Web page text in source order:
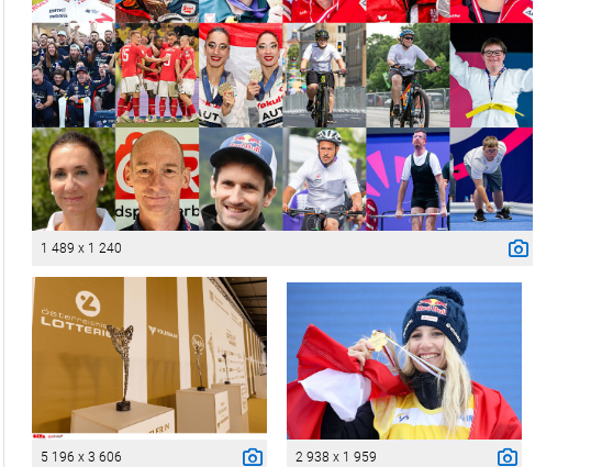
1 489 x 1 240
5 196 x 3 606 2 938 x 1 959